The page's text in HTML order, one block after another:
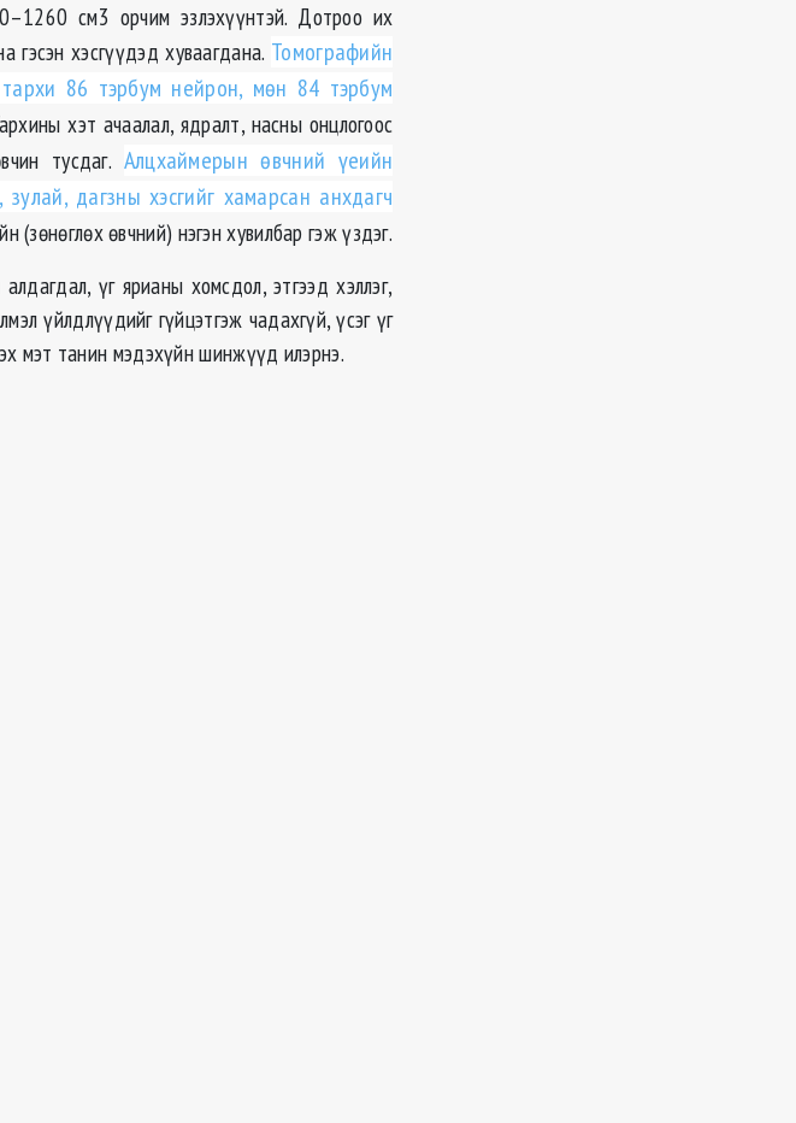
см3 орчим эзлэхүүнтэй. Дотроо их
гэсэн хэсгүүдэд хуваагдана. Томографийн
тархи 86 тэрбум нейрон, мөн 84 тэрбум
хэт ачаалал, ядралт, насны онцлогоос
тусдаг. Алцхаймерын өвчний үеийн
дагзны хэсгийг хамарсан анхдагч
(зөнөглөх өвчний) нэгэн хувилбар гэж үздэг.
үг ярианы хомсдол, этгээд хэллэг,
үйлдлүүдийг гүйцэтгэж чадахгүй, үсэг үг
мэт танин мэдэхүйн шинжүүд илэрнэ.